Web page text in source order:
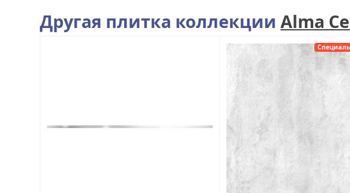
Другая плитка коллекции Alma